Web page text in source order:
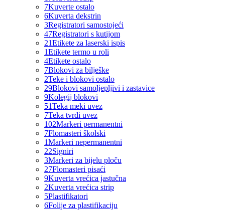
7Kuverte ostalo
6Kuverta dekstrin
3Registratori samostojeći
47Registratori s kutijom
21Etikete za laserski ispis
1Etikete termo u roli
4Etikete ostalo
7Blokovi za bilješke
2Teke i blokovi ostalo
29Blokovi samoljepljivi i zastavice
9Kolegij blokovi
51Teka meki uvez
7Teka tvrdi uvez
102Markeri permanentni
7Flomasteri školski
1Markeri nepermanentni
22Signiri
3Markeri za bijelu ploču
27Flomasteri pisaći
9Kuverta vrećica jastučna
2Kuverta vrećica strip
5Plastifikatori
6Folije za plastifikaciju